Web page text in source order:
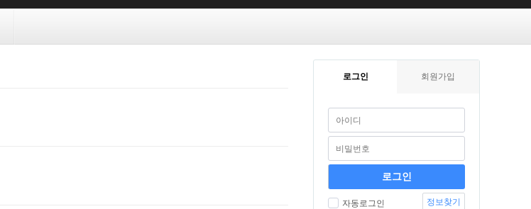
로그인 회원가입
자동로그인 정보찾기